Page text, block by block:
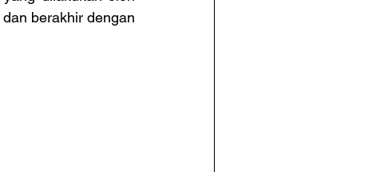
berakhir dengan